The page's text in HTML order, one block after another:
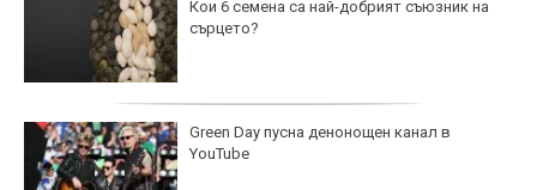
Кои 6 семена са най-добрият съюзник на
сърцето?
Green Day пусна денонощен канал в
YouTube